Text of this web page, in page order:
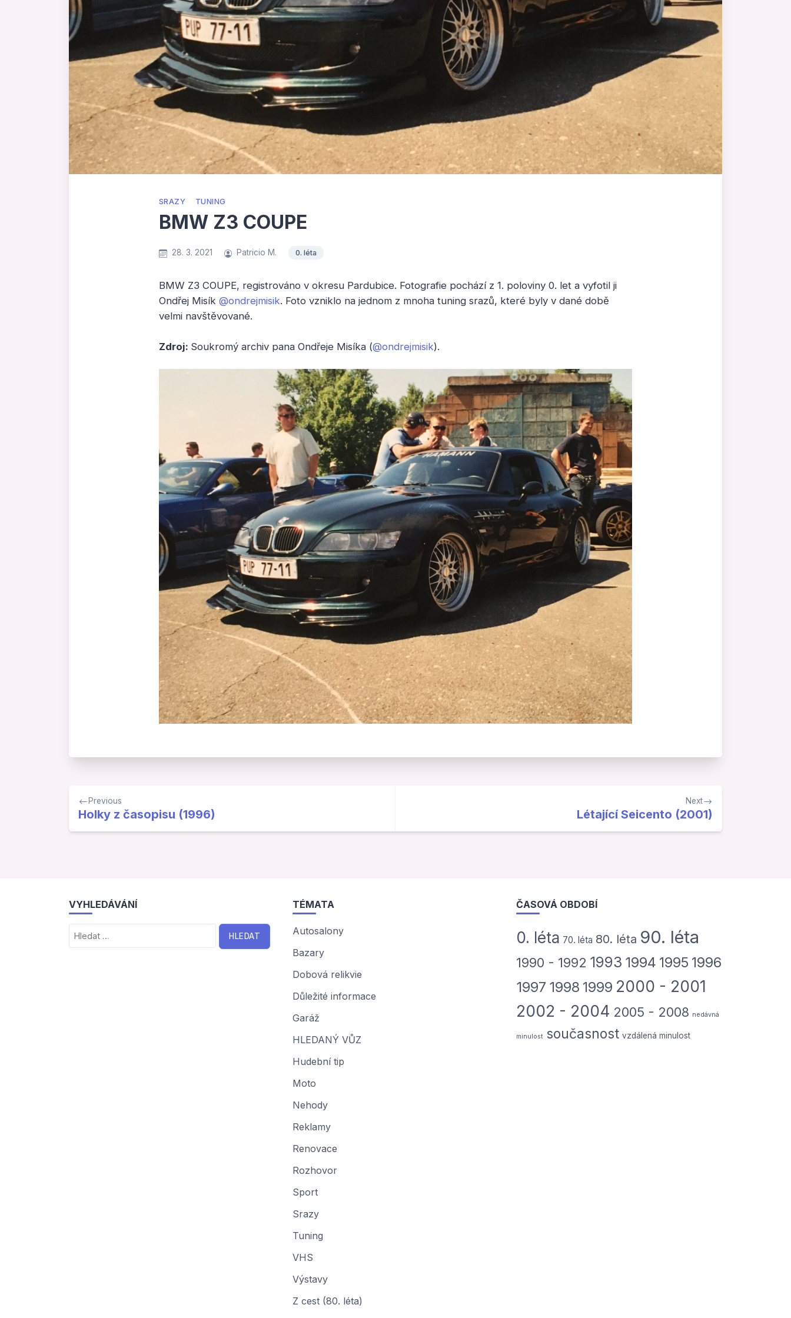
SRAZY TUNING
BMW Z3 COUPE
28. 3. 2021 Patricio M. 0. léta
BMW Z3 COUPE, registrováno v okresu Pardubice. Fotografie pochází z 1. poloviny 0. let a vyfotil ji
Ondřej Misík @ondrejmisik. Foto vzniklo na jednom z mnoha tuning srazů, které byly v dané době
velmi navštěvované.
Zdroj: Soukromý archiv pana Ondřeje Misíka (@ondrejmisik).
Navigace
pro
příspěvek
Previous
Holky z časopisu (1996)
Next
Létající Seicento (2001)
VYHLEDÁVÁNÍ
Vyhledávání
TÉMATA
Autosalony
Bazary
Dobová relikvie
Důležité informace
Garáž
HLEDANÝ VŮZ
Hudební tip
Moto
Nehody
Reklamy
Renovace
Rozhovor
Sport
Srazy
Tuning
VHS
Výstavy
Z cest (80. léta)
ČASOVÁ OBDOBÍ
0. léta 70. léta 80. léta 90. léta
1990 - 1992 1993 1994 1995 1996
1997 1998 1999 2000 - 2001
2002 - 2004 2005 - 2008 nedávná
minulost současnost vzdálená minulost